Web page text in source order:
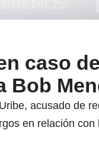
caso
Bob
acusado de
en relación